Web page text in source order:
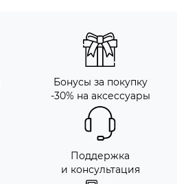
Бонусы за покупку
-30% на аксессуары
Поддержка
и консультация